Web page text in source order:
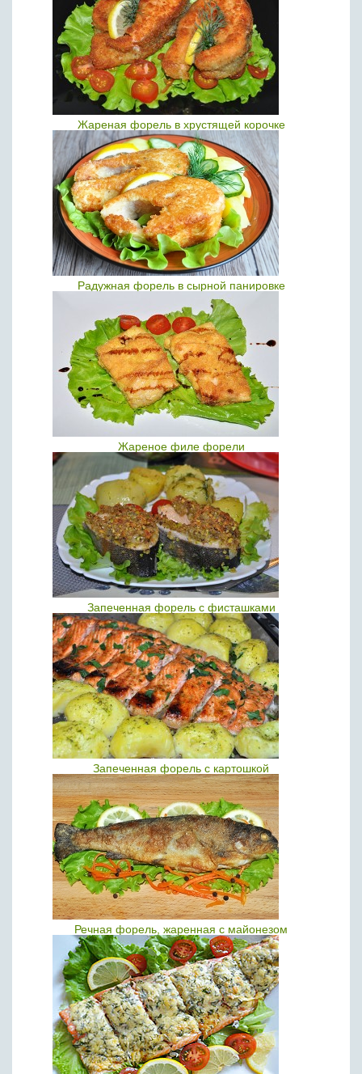
Жареная форель в хрустящей корочке
Радужная форель в сырной панировке
Жареное филе форели
Запеченная форель с фисташками
Запеченная форель с картошкой
Речная форель, жаренная с майонезом